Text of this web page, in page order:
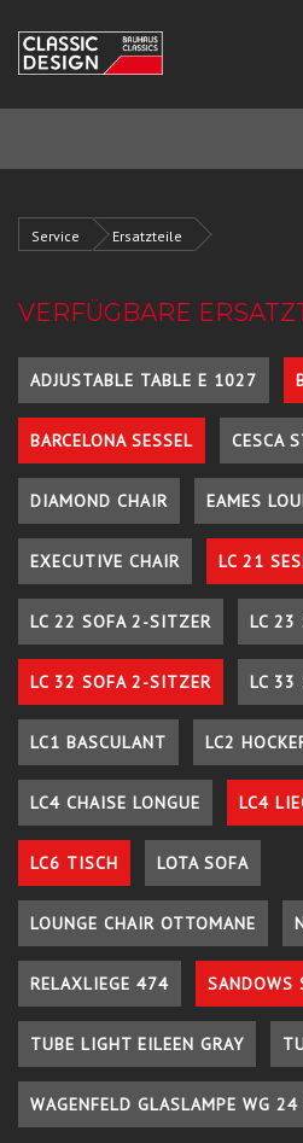
Service Ersatzteile
VERFÜGBARE
ADJUSTABLE TABLE E 1027
BARCELONA SESSEL CESCA
DIAMOND CHAIR EAMES
EXECUTIVE CHAIR LC 21
LC 22 SOFA 2-SITZER LC 23
LC 32 SOFA 2-SITZER LC 33
LC1 BASCULANT LC2
LC4 CHAISE LONGUE LC4
LC6 TISCH LOTA SOFA
LOUNGE CHAIR OTTOMANE
RELAXLIEGE 474 SANDOWS
TUBE LIGHT EILEEN GRAY
WAGENFELD GLASLAMPE WG 24